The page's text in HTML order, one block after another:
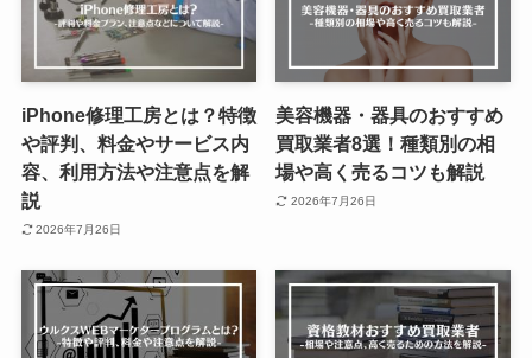
iPhone修理工房とは？特徴
や評判、料金やサービス内
容、利用方法や注意点を解
説
2026年7月26日
美容機器・器具のおすすめ
買取業者8選！種類別の相
場や高く売るコツも解説
2026年7月26日